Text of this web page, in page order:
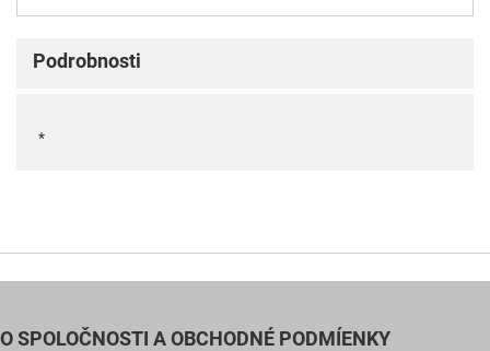
Podrobnosti
*
O SPOLOČNOSTI A OBCHODNÉ PODMÍENKY